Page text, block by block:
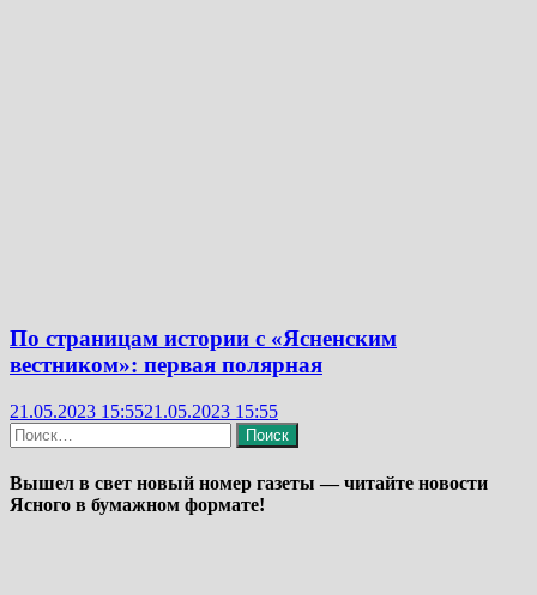
По страницам истории с «Ясненским
вестником»: первая полярная
21.05.2023 15:5521.05.2023 15:55
Найти:
Вышел в свет новый номер газеты — читайте новости
Ясного в бумажном формате!